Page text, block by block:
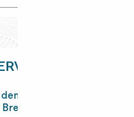
Alltag? Tauchen